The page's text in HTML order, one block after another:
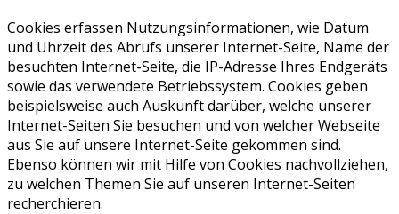
Cookies erfassen Nutzungsinformationen, wie Datum
und Uhrzeit des Abrufs unserer Internet-Seite, Name der
besuchten Internet-Seite, die IP-Adresse Ihres Endgeräts
sowie das verwendete Betriebssystem. Cookies geben
beispielsweise auch Auskunft darüber, welche unserer
Internet-Seiten Sie besuchen und von welcher Webseite
aus Sie auf unsere Internet-Seite gekommen sind.
Ebenso können wir mit Hilfe von Cookies nachvollziehen,
zu welchen Themen Sie auf unseren Internet-Seiten
recherchieren.